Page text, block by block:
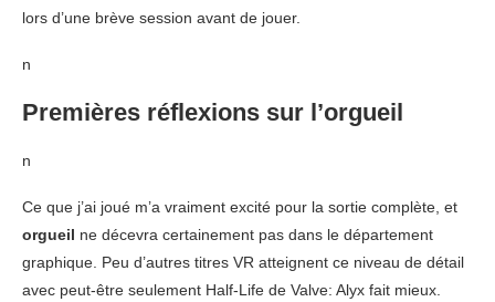
lors d’une brève session avant de jouer.
n
Premières réflexions sur l’orgueil
n
Ce que j’ai joué m’a vraiment excité pour la sortie complète, et
orgueil ne décevra certainement pas dans le département
graphique. Peu d’autres titres VR atteignent ce niveau de détail
avec peut-être seulement Half-Life de Valve: Alyx fait mieux.